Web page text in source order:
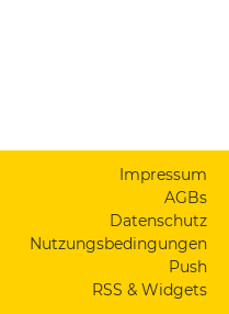
Impressum
AGBs
Datenschutz
Nutzungsbedingungen
Push
RSS & Widgets